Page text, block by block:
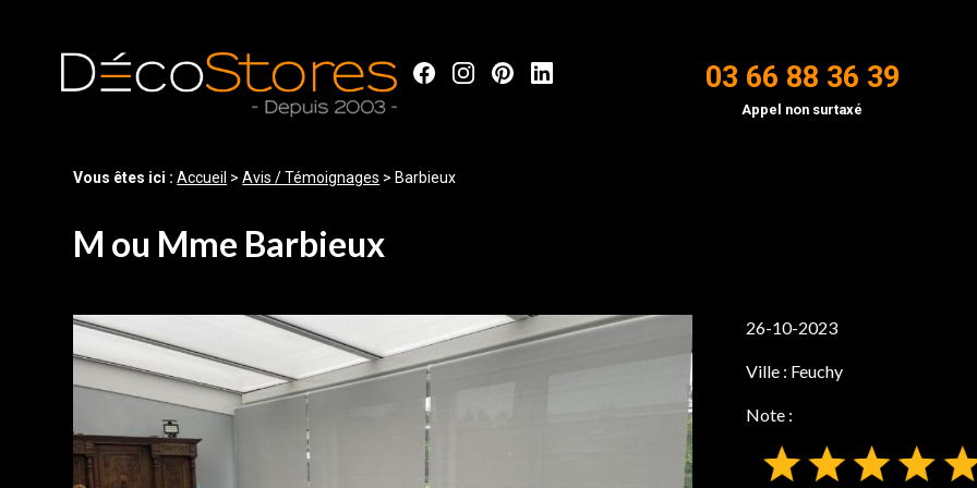
03 66 88 36 39
Appel non surtaxé
Vous êtes ici :Accueil >Avis / Témoignages > Barbieux
M ou Mme Barbieux
26-10-2023
Ville : Feuchy
Note :